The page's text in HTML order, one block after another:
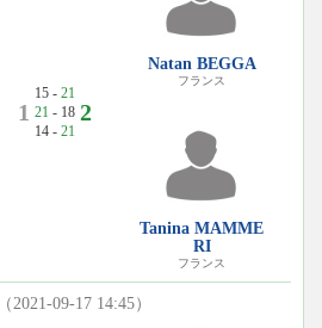
1
15 - 21
21 - 18
14 - 21
2
Natan BEGGA
フランス
Tanina MAMME
RI
フランス
（2021-09-17 14:45）